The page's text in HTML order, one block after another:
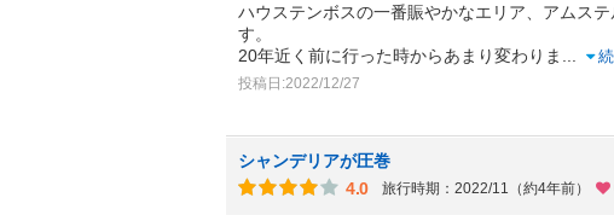
ハウステンボスの一番賑やかなエリア、アムス
す。
20年近く前に行った時からあまり変わりま
投稿日:2022/12/27
シャンデリアが圧巻
4.0
旅行時期：2022/11（約4年前）